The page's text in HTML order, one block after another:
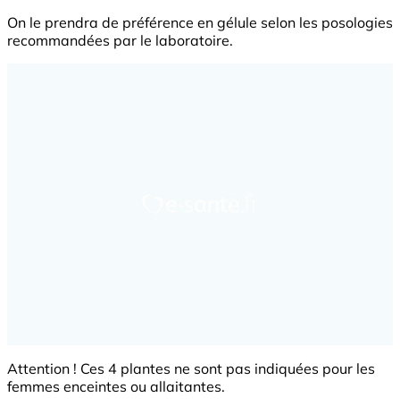
On le prendra de préférence en gélule selon les posologies
recommandées par le laboratoire.
Attention ! Ces 4 plantes ne sont pas indiquées pour les
femmes enceintes ou allaitantes.